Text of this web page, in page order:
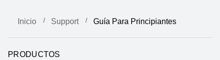
Inicio Support Guía Para Principiantes
PRODUCTOS